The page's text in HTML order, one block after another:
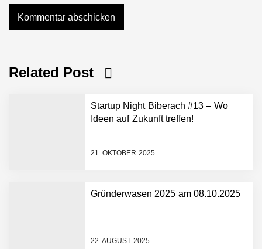
Related Post
Startup Night Biberach #13 – Wo
Ideen auf Zukunft treffen!
21. OKTOBER 2025
Gründerwasen 2025 am 08.10.2025
22. AUGUST 2025
Dollar bekannt, um den